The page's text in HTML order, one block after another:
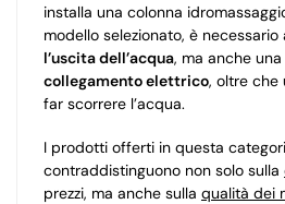
installa una colonna
modello selezionato, è
l’uscita dell’acqua, ma anche una
collegamento elettrico, oltre
far scorrere l’acqua.
I prodotti offerti in questa
contraddistinguono non solo sulla
prezzi, ma anche sulla qualità dei